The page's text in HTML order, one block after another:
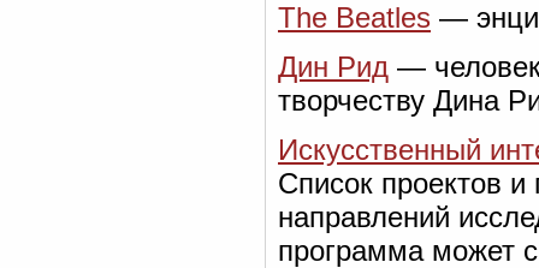
The Beatles —
Дин Рид —
творчеству Дина
Искусственный
Список проектов и
направлений
программа может